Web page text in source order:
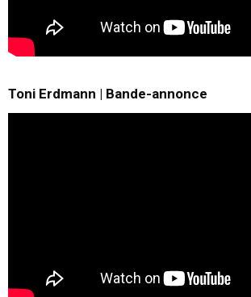
Toni Erdmann | Bande-annonce